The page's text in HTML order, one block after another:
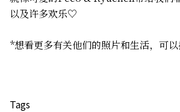
以及许多欢乐♡
*想看更多有关他们的照片和生活，可
Tags